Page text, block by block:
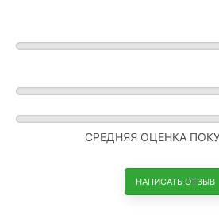
СРЕДНЯЯ ОЦЕНКА
НАПИСАТЬ ОТЗЫВ